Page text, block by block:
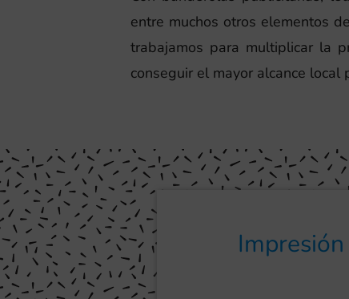
entre muchos otros elementos
trabajamos para multiplicar la
conseguir el mayor alcance local